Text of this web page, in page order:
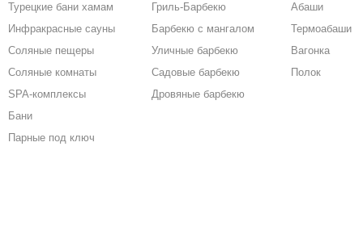
Турецкие бани хамам
Инфракрасные сауны
Соляные пещеры
Соляные комнаты
SPA-комплексы
Бани
Парные под ключ
Гриль-Барбекю
Барбекю с мангалом
Уличные барбекю
Садовые барбекю
Дровяные барбекю
Абаши
Термоабаши
Вагонка
Полок